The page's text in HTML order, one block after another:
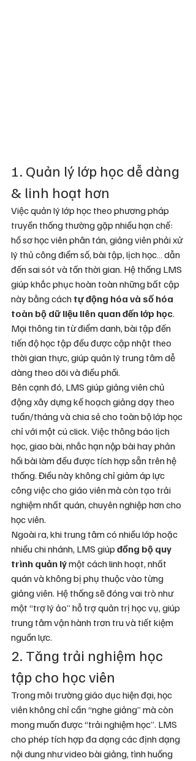
1. Quản lý lớp học dễ dàng
& linh hoạt hơn
Việc quản lý lớp học theo phương pháp
truyền thống thường gặp nhiều hạn chế:
hồ sơ học viên phân tán, giảng viên phải xử
lý thủ công điểm số, bài tập, lịch học… dẫn
đến sai sót và tốn thời gian. Hệ thống LMS
giúp khắc phục hoàn toàn những bất cập
này bằng cách tự động hóa và số hóa
toàn bộ dữ liệu liên quan đến lớp học.
Mọi thông tin từ điểm danh, bài tập đến
tiến độ học tập đều được cập nhật theo
thời gian thực, giúp quản lý trung tâm dễ
dàng theo dõi và điều phối.
Bên cạnh đó, LMS giúp giảng viên chủ
động xây dựng kế hoạch giảng dạy theo
tuần/tháng và chia sẻ cho toàn bộ lớp học
chỉ với một cú click. Việc thông báo lịch
học, giao bài, nhắc hạn nộp bài hay phản
hồi bài làm đều được tích hợp sẵn trên hệ
thống. Điều này không chỉ giảm áp lực
công việc cho giáo viên mà còn tạo trải
nghiệm nhất quán, chuyên nghiệp hơn cho
học viên.
Ngoài ra, khi trung tâm có nhiều lớp hoặc
nhiều chi nhánh, LMS giúp đồng bộ quy
trình quản lý một cách linh hoạt, nhất
quán và không bị phụ thuộc vào từng
giảng viên. Hệ thống sẽ đóng vai trò như
một “trợ lý ảo” hỗ trợ quản trị học vụ, giúp
trung tâm vận hành trơn tru và tiết kiệm
nguồn lực.
2. Tăng trải nghiệm học
tập cho học viên
Trong môi trường giáo dục hiện đại, học
viên không chỉ cần “nghe giảng” mà còn
mong muốn được “trải nghiệm học”. LMS
cho phép tích hợp đa dạng các định dạng
nội dung như video bài giảng, tình huống